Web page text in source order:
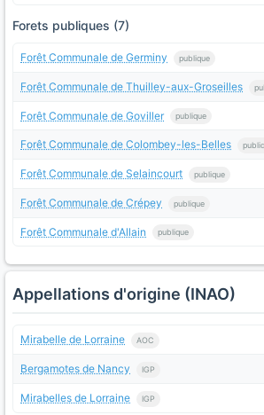
Forets publiques (7)
Forêt Communale de Germiny publique
Forêt Communale de Thuilley-aux-Groseilles
Forêt Communale de Goviller publique
Forêt Communale de Colombey-les-Belles
Forêt Communale de Selaincourt publique
Forêt Communale de Crépey publique
Forêt Communale d'Allain publique
Appellations d'origine (INAO)
Mirabelle de Lorraine AOC
Bergamotes de Nancy IGP
Mirabelles de Lorraine IGP